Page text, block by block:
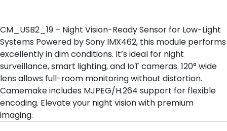
CM_USB2_19 – Night Vision-Ready Sensor for Low-Light
Systems Powered by Sony IMX462, this module performs
excellently in dim conditions. It’s ideal for night
surveillance, smart lighting, and IoT cameras. 120° wide
lens allows full-room monitoring without distortion.
Camemake includes MJPEG/H.264 support for flexible
encoding. Elevate your night vision with premium
imaging.